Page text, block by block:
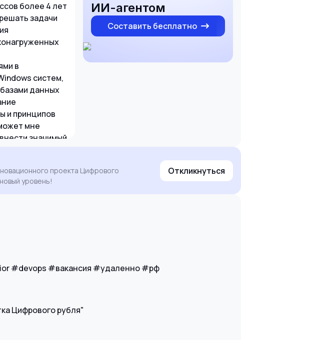
более 4 лет
задачи
в
систем,
данных
и принципов
мне
значимый
ИИ-агентом
Составить бесплатно
проекта Цифрового
уровень!
Откликнуться
#devops #вакансия #удаленно #рф
Цифрового рубля"